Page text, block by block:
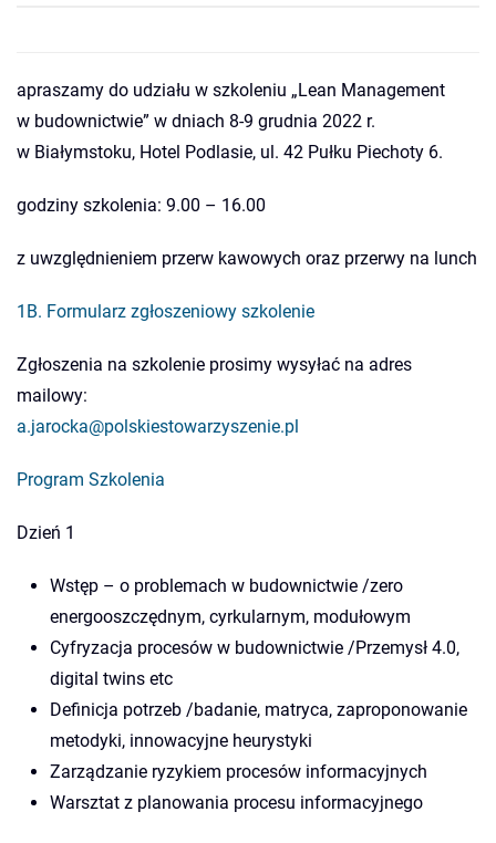
apraszamy do udziału w szkoleniu „Lean Management
w budownictwie” w dniach 8-9 grudnia 2022 r.
w Białymstoku, Hotel Podlasie, ul. 42 Pułku Piechoty 6.
godziny szkolenia: 9.00 – 16.00
z uwzględnieniem przerw kawowych oraz przerwy na lunch
1B. Formularz zgłoszeniowy szkolenie
Zgłoszenia na szkolenie prosimy wysyłać na adres
mailowy:
a.jarocka@polskiestowarzyszenie.pl
Program Szkolenia
Dzień 1
Wstęp – o problemach w budownictwie /zero
energooszczędnym, cyrkularnym, modułowym
Cyfryzacja procesów w budownictwie /Przemysł 4.0,
digital twins etc
Definicja potrzeb /badanie, matryca, zaproponowanie
metodyki, innowacyjne heurystyki
Zarządzanie ryzykiem procesów informacyjnych
Warsztat z planowania procesu informacyjnego